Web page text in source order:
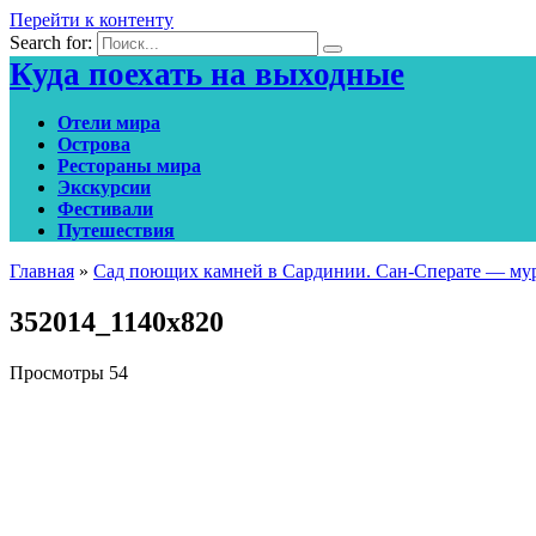
Перейти к контенту
Search for:
Куда поехать на выходные
Отели мира
Острова
Рестораны мира
Экскурсии
Фестивали
Путешествия
Главная » Сад поющих камней в Сардинии. Сан-Сперате —
352014_1140x820
Просмотры 54